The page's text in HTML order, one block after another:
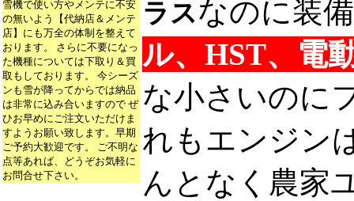
雪機で使い方やメンテに不安
の無いよう【代納店＆メンテ
店】にも万全の体制を整えて
おります。 さらに不要になっ
た機種については下取り＆買
取もしております。 今シーズ
ンも雪が降ってからでは納品
は非常に込み合いますので ぜ
ひお早めにご注文いただけま
すようお願い致します。早期
ご予約大歓迎です。 ご不明な
点等あれば、どうぞお気軽に
お問合せ下さい。
ラスなのに装
ル、HST、電
な小さいのに
れもエンジン
んとなく農家